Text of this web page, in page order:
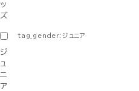
ッ
ズ
tag_gender:ジュニア
ジ
ュ
ニ
ア